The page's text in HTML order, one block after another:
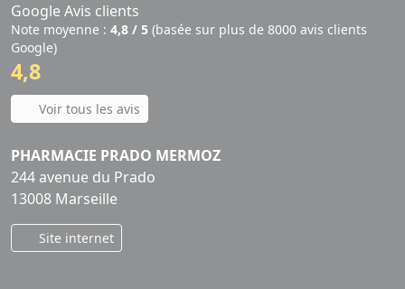
Google Avis clients
Note moyenne : 4,8 / 5 (basée sur plus de 8000 avis clients
Google)
4,8
Voir tous les avis
PHARMACIE PRADO MERMOZ
244 avenue du Prado
13008 Marseille
Site internet